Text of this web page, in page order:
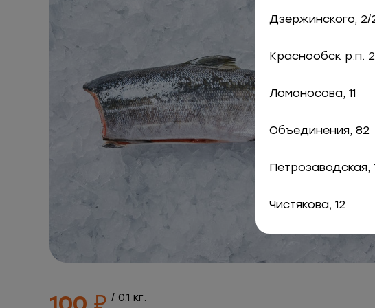
Дзержинского, 2/
Краснообск р.п.
Ломоносова, 11
Объединения, 82
Петрозаводская,
Чистякова, 12
/ 0.1 кг.